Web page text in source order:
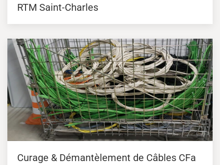
RTM Saint-Charles
Curage & Démantèlement de Câbles CFa